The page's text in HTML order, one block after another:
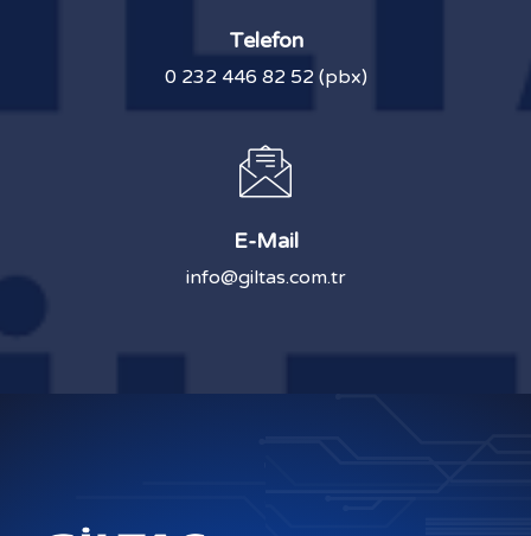
Telefon
0 232 446 82 52 (pbx)
E-Mail
info@giltas.com.tr